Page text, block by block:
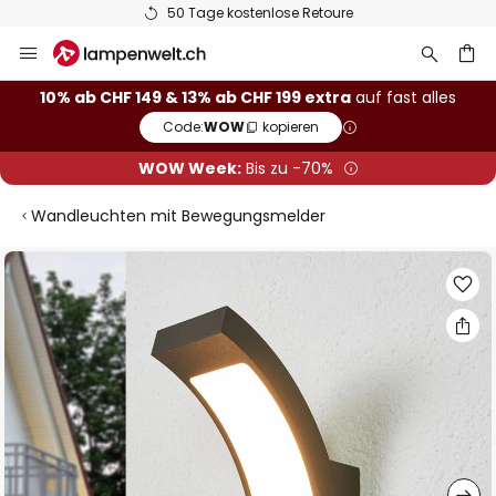
50 Tage kostenlose Retoure
Inhalt
springen
10% ab CHF 149 & 13% ab CHF 199 extra auf fast alles
Code:WOW kopieren
WOW Week:Bis zu -70%
Wandleuchten mit Bewegungsmelder
Zum
Ende
der
Bildgalerie
springen